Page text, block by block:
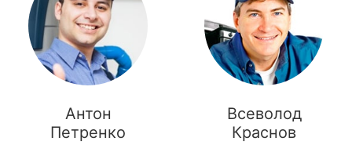
Антон
Петренко
Всеволод
Краснов